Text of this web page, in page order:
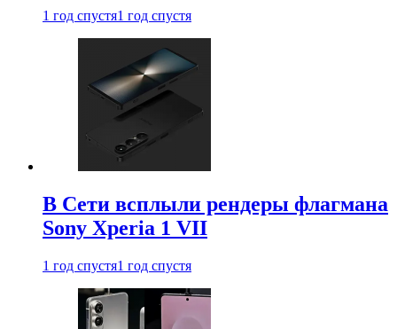
1 год спустя1 год спустя
В Сети всплыли рендеры флагмана
Sony Xperia 1 VII
1 год спустя1 год спустя